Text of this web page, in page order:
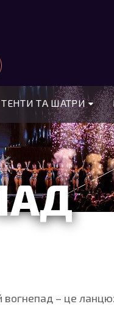
ТЕНТИ ТА ШАТРИ
вогнепад – це